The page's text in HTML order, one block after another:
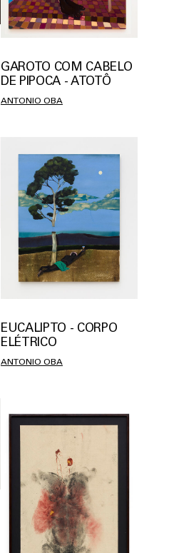
GAROTO COM CABELO
DE PIPOCA - ATOTÔ
ANTONIO OBA
EUCALIPTO - CORPO
ELÉTRICO
ANTONIO OBA